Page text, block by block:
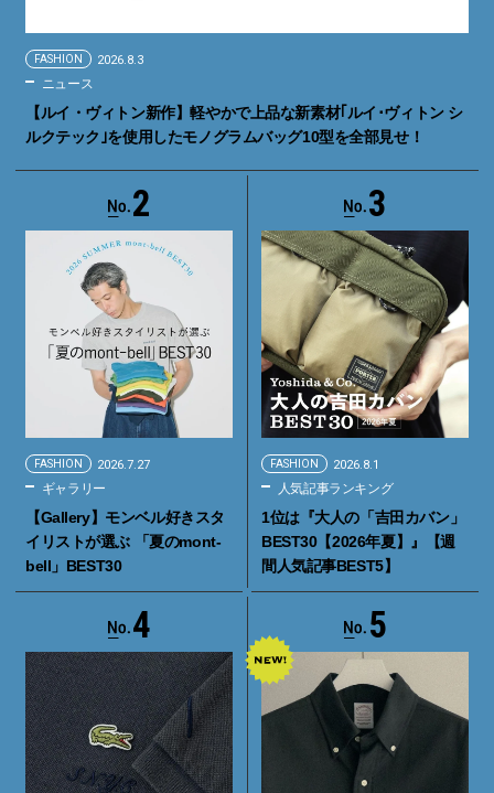
FASHION 2026.8.3
ニュース
【ルイ・ヴィトン新作】軽やかで上品な新素材｢ルイ･ヴィトン シ
ルクテック｣を使用したモノグラムバッグ10型を全部見せ！
2
FASHION 2026.7.27
ギャラリー
【Gallery】モンベル好きスタ
イリストが選ぶ 「夏のmont-
bell」BEST30
3
FASHION 2026.8.1
人気記事ランキング
1位は『大人の「吉田カバン」
BEST30【2026年夏】』【週
間人気記事BEST5】
4 5